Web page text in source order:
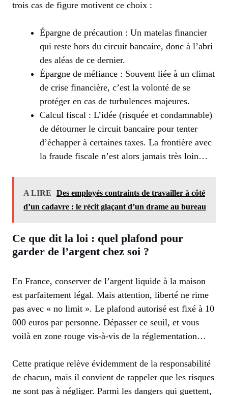
trois cas de figure motivent ce choix :
Épargne de précaution : Un matelas financier
qui reste hors du circuit bancaire, donc à l’abri
des aléas de ce dernier.
Épargne de méfiance : Souvent liée à un climat
de crise financière, c’est la volonté de se
protéger en cas de turbulences majeures.
Calcul fiscal : L’idée (risquée et condamnable)
de détourner le circuit bancaire pour tenter
d’échapper à certaines taxes. La frontière avec
la fraude fiscale n’est alors jamais très loin…
A LIRE
Des employés contraints de travailler à côté
d’un cadavre : le récit glaçant d’un drame au bureau
Ce que dit la loi : quel plafond pour
garder de l’argent chez soi ?
En France, conserver de l’argent liquide à la maison
est parfaitement légal. Mais attention, liberté ne rime
pas avec « no limit ». Le plafond autorisé est fixé à 10
000 euros par personne. Dépasser ce seuil, et vous
voilà en zone rouge vis-à-vis de la réglementation…
Cette pratique relève évidemment de la responsabilité
de chacun, mais il convient de rappeler que les risques
ne sont pas à négliger. Parmi les dangers qui guettent,